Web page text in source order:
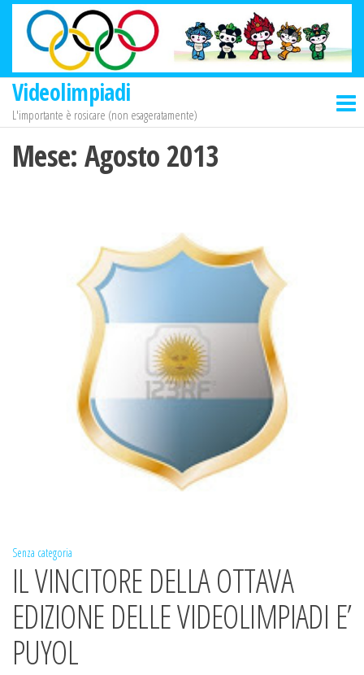
Salta
al
contenuto
Videolimpiadi
L'importante è rosicare (non esageratamente)
Mese: Agosto 2013
Senza categoria
IL VINCITORE DELLA OTTAVA
EDIZIONE DELLE VIDEOLIMPIADI E’
PUYOL